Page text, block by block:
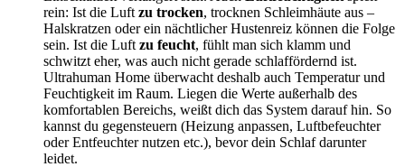
rein: Ist die Luft zu trocken, trocknen Schleimhäute aus –
Halskratzen oder ein nächtlicher Hustenreiz können die Folge
sein. Ist die Luft zu feucht, fühlt man sich klamm und
schwitzt eher, was auch nicht gerade schlaffördernd ist.
Ultrahuman Home überwacht deshalb auch Temperatur und
Feuchtigkeit im Raum. Liegen die Werte außerhalb des
komfortablen Bereichs, weißt dich das System darauf hin. So
kannst du gegensteuern (Heizung anpassen, Luftbefeuchter
oder Entfeuchter nutzen etc.), bevor dein Schlaf darunter
leidet.